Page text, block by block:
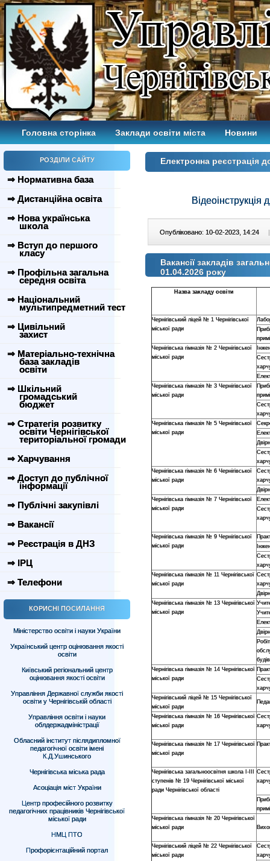
Головна сторінка Заклади освіти міста Новини
РОЗДІЛИ САЙТУ
⇒ Нормативна база
⇒ Дистанційна освіта
⇒ Нова українська
школа
⇒ Вступ до першого
класу
⇒ Профільна загальна
середня освіта
⇒ Національний
мультипредметний тест
⇒ Цивільний
захист
⇒ Матеріально-технічна
база закладів
освіти
⇒ Шкільний
громадський
бюджет
⇒ Стратегія розвитку
освіти Чернігівської
територіальної громади
⇒ Харчування
⇒ Доступ до публічної
інформації
⇒ Публічні закупівлі
⇒ Вакансії
⇒ Реєстрація в ДНЗ
⇒ ІРЦ
⇒ Телефони
КОРИСНІ ПОСИЛАННЯ
Міністерство освіти і науки України
Український центр оцінювання якості
освіти
Київський регіональний центр
оцінювання якості освіти
Управління Державної служби якості
освіти у Чернігівській області
Управління освіти і науки
облдержадміністрації
Обласний інститут післядипломної
педагогічної освіти імені
К.Д.Ушинського
Чернігівська міська рада
Асоціація міст України
Центр професійного розвитку
педагогічних працівників Чернігівської
міської ради
НМЦ ПТО
Профорієнтаційний портал
Електронна реєстрація
Відеоінструкція
Опубліковано: 10-02-2023, 14:24 |
Вакансії закладів
01.04.2026 року
Назва закладу освіти
Чернігівський ліцей № 1 Чернігівської
міської ради
Чернігівська гімназія № 2 Чернігівської
міської ради
Чернігівська гімназія № 3 Чернігівської
міської ради
Чернігівська гімназія № 5 Чернігівської
міської ради
Чернігівська гімназія № 6 Чернігівської
міської ради
Чернігівська гімназія № 7 Чернігівської
міської ради
Чернігівська гімназія № 9 Чернігівської
міської ради
Чернігівська гімназія № 11 Чернігівської
міської ради
Чернігівська гімназія № 13 Чернігівської
міської ради
Чернігівська гімназія № 14 Чернігівської
міської ради
Чернігівський ліцей № 15 Чернігівської
міської ради
Чернігівська гімназія № 16 Чернігівської
міської ради
Чернігівська гімназія № 17 Чернігівської
міської ради
Чернігівська загальноосвітня школа І-ІІІ
ступенів № 19 Чернігівської міської
ради Чернігівської області
Чернігівська гімназія № 20 Чернігівської
міської ради
Чернігівський ліцей № 22 Чернігівської
міської ради